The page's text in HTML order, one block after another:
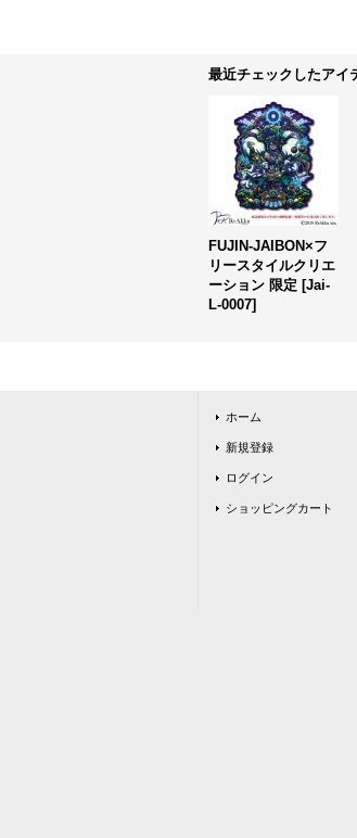
最近チェックしたアイ
FUJIN-JAIBON×フ
リースタイルクリエ
ーション 限定 [Jai-
L-0007]
ホーム
新規登録
ログイン
ショッピングカート